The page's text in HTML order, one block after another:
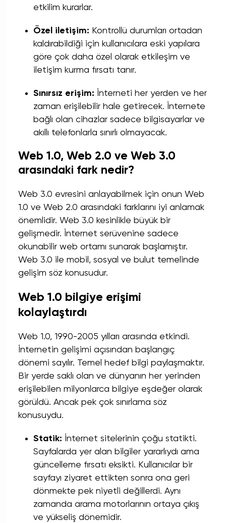
etkilim kurarlar.
Özel iletişim: Kontrollü durumları ortadan
kaldırabildiği için kullanıcılara eski yapılara
göre çok daha özel olarak etkileşim ve
iletişim kurma fırsatı tanır.
Sınırsız erişim: İnterneti her yerden ve her
zaman erişilebilir hale getirecek. İnternete
bağlı olan cihazlar sadece bilgisayarlar ve
akıllı telefonlarla sınırlı olmayacak.
Web 1.0, Web 2.0 ve Web 3.0
arasındaki fark nedir?
Web 3.0 evresini anlayabilmek için onun Web
1.0 ve Web 2.0 arasındaki farklarını iyi anlamak
önemlidir. Web 3.0 kesinlikle büyük bir
gelişmedir. İnternet serüvenine sadece
okunabilir web ortamı sunarak başlamıştır.
Web 3.0 ile mobil, sosyal ve bulut temelinde
gelişim söz konusudur.
Web 1.0 bilgiye erişimi
kolaylaştırdı
Web 1.0, 1990-2005 yılları arasında etkindi.
İnternetin gelişimi açısından başlangıç
dönemi sayılır. Temel hedef bilgi paylaşmaktır.
Bir yerde saklı olan ve dünyanın her yerinden
erişilebilen milyonlarca bilgiye eşdeğer olarak
görüldü. Ancak pek çok sınırlama söz
konusuydu.
Statik: İnternet sitelerinin çoğu statikti.
Sayfalarda yer alan bilgiler yararlıydı ama
güncelleme fırsatı eksikti. Kullanıcılar bir
sayfayı ziyaret ettikten sonra ona geri
dönmekte pek niyetli değillerdi. Aynı
zamanda arama motorlarının ortaya çıkış
ve yükseliş dönemidir.